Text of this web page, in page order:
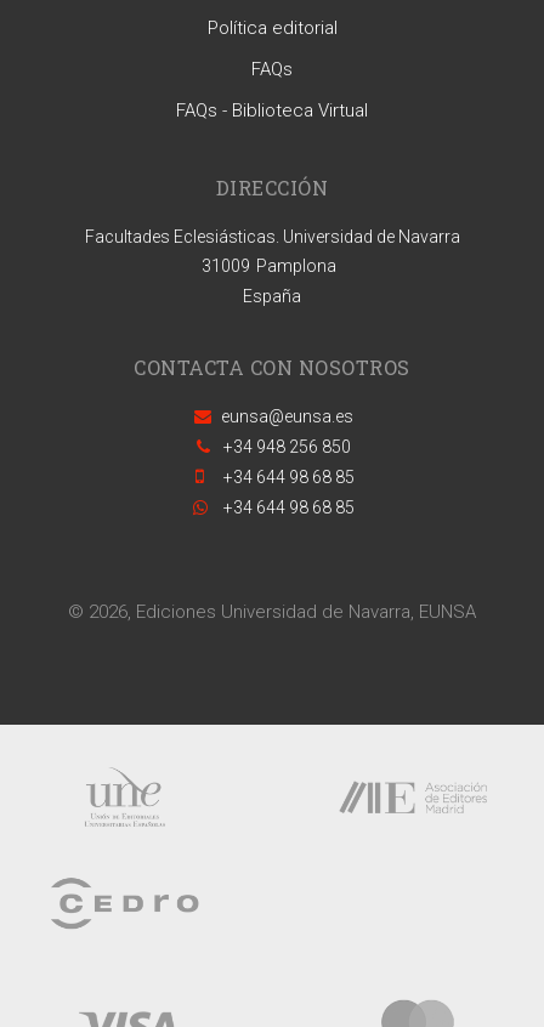
Política editorial
FAQs
FAQs - Biblioteca Virtual
DIRECCIÓN
Facultades Eclesiásticas. Universidad de Navarra
31009 Pamplona
España
CONTACTA CON NOSOTROS
eunsa@eunsa.es
+34 948 256 850
+34 644 98 68 85
+34 644 98 68 85
© 2026, Ediciones Universidad de Navarra, EUNSA